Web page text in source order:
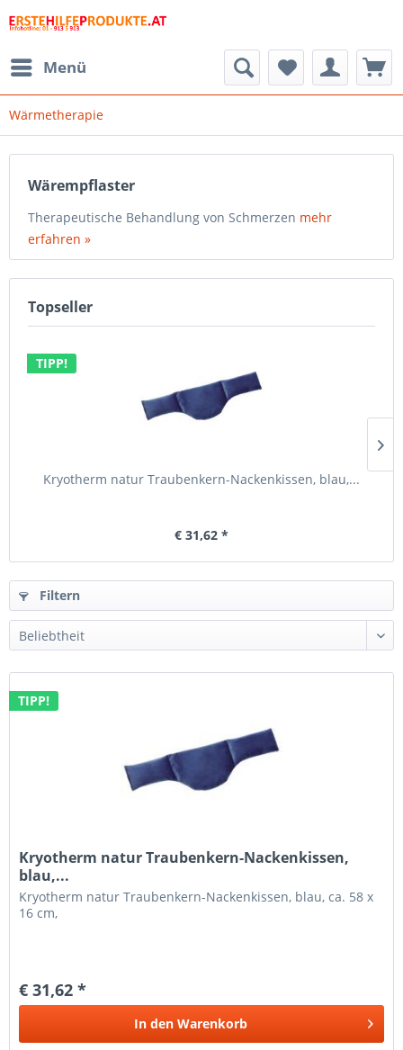
Menü
Wärmetherapie
Wärempflaster
Therapeutische Behandlung von Schmerzen mehr
erfahren »
Topseller
TIPP!
Kryotherm natur Traubenkern-Nackenkissen, blau,...
€ 31,62 *
Filtern
TIPP!
Kryotherm natur Traubenkern-Nackenkissen,
blau,...
Kryotherm natur Traubenkern-Nackenkissen, blau, ca. 58 x
16 cm,
€ 31,62 *
In den Warenkorb